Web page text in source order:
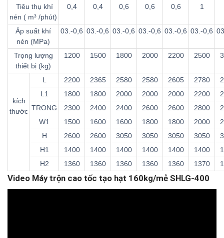
Tiêu thụ khí
nén ( m³ /phút)
0,4 0,4 0,6 0,6 0,6 1
Áp suất khí
nén (MPa)
03.-0,6 03.-0,6 03.-0,6 03.-0,6 03.-0,6 03.-0,6
Trọng lượng
thiết bị (kg)
1200 1500 1800 2000 2200 2500
kích
thước
L 2200 2365 2580 2580 2605 2780
L1
1800 1800 2000 2000 2000 2200
TRONG
2300 2400 2400 2600 2600 2800
W1
1500 1600 1600 1800 1800 2000
H
2600 2600 3050 3050 3050 3050
H1
1400 1400 1400 1400 1400 1400
H2
1360 1360 1360 1360 1360 1370
Video Máy trộn cao tốc tạo hạt 160kg/mẻ SHLG-400